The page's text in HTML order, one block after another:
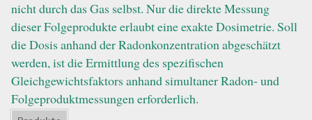
nicht durch das Gas selbst. Nur die direkte Messung
dieser Folgeprodukte erlaubt eine exakte Dosimetrie. Soll
die Dosis anhand der Radonkonzentration abgeschätzt
werden, ist die Ermittlung des spezifischen
Gleichgewichtsfaktors anhand simultaner Radon- und
Folgeproduktmessungen erforderlich.